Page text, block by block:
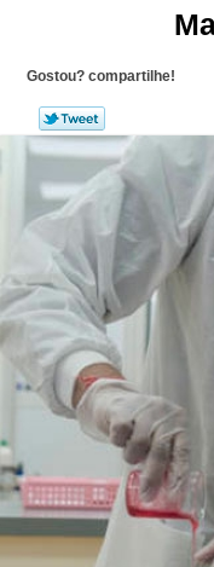
Gostou? compartilhe!